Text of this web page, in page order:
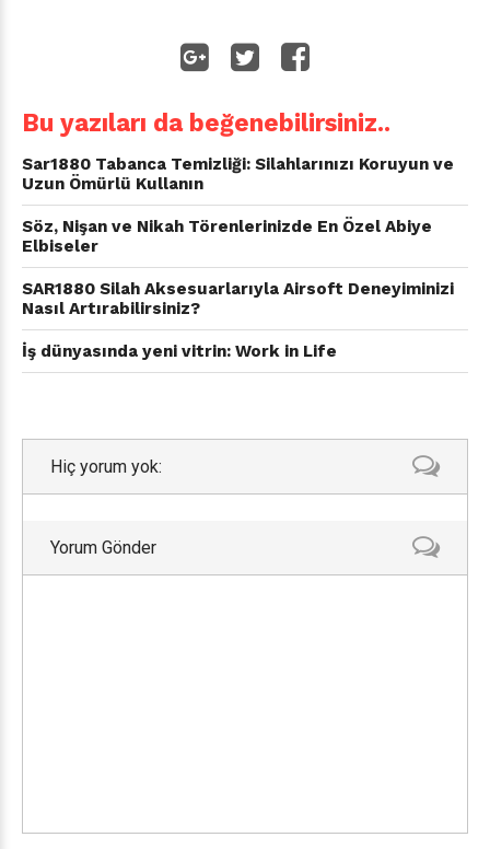
Bu yazıları da beğenebilirsiniz..
Sar1880 Tabanca Temizliği: Silahlarınızı Koruyun ve
Uzun Ömürlü Kullanın
Söz, Nişan ve Nikah Törenlerinizde En Özel Abiye
Elbiseler
SAR1880 Silah Aksesuarlarıyla Airsoft Deneyiminizi
Nasıl Artırabilirsiniz?
İş dünyasında yeni vitrin: Work in Life
Hiç yorum yok:
Yorum Gönder